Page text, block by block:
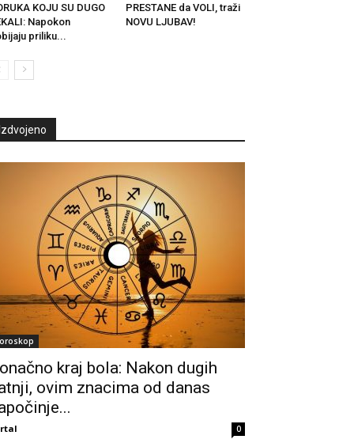
KOJU SU DUGO
Napokon
priliku...
PRESTANE da VOLI, traži
NOVU LJUBAV!
Izdvojeno
kraj bola: Nakon dugih
ovim znacima od danas
0